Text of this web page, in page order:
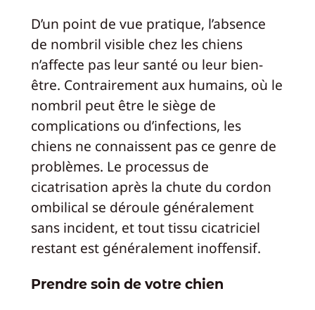
D’un point de vue pratique, l’absence
de nombril visible chez les chiens
n’affecte pas leur santé ou leur bien-
être. Contrairement aux humains, où le
nombril peut être le siège de
complications ou d’infections, les
chiens ne connaissent pas ce genre de
problèmes. Le processus de
cicatrisation après la chute du cordon
ombilical se déroule généralement
sans incident, et tout tissu cicatriciel
restant est généralement inoffensif.
Prendre soin de votre chien